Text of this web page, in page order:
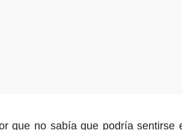
que no sabía que podría sentirse